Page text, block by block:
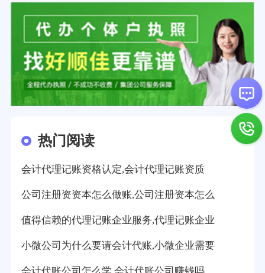
热门阅读
会计代理记账资格认定,会计代理记账资质
公司注册资资本怎么做账,公司注册资本怎么
值得信赖的代理记账企业服务,代理记账企业
小微公司为什么要请会计代账,小微企业需要
会计代账公司怎么学,会计代账公司赚钱吗